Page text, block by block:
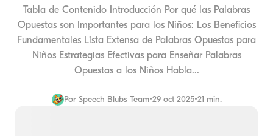
Tabla de Contenido Introducción Por qué las Palabras
Opuestas son Importantes para los Niños: Los Beneficios
Fundamentales Lista Extensa de Palabras Opuestas para
Niños Estrategias Efectivas para Enseñar Palabras
Opuestas a los Niños Habla...
Por Speech Blubs Team•29 oct 2025•21 min.